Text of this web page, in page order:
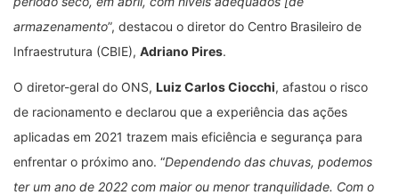
armazenamento”, destacou o diretor do Centro Brasileiro de
Infraestrutura (CBIE), Adriano Pires.
O diretor-geral do ONS, Luiz Carlos Ciocchi, afastou o risco
de racionamento e declarou que a experiência das ações
aplicadas em 2021 trazem mais eficiência e segurança para
enfrentar o próximo ano. “Dependendo das chuvas, podemos
ter um ano de 2022 com maior ou menor tranquilidade. Com o